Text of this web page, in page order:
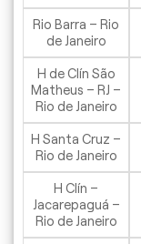
Rio Barra – Rio
de Janeiro
H de Clín São
Matheus – RJ –
Rio de Janeiro
H Santa Cruz –
Rio de Janeiro
H Clín –
Jacarepaguá –
Rio de Janeiro